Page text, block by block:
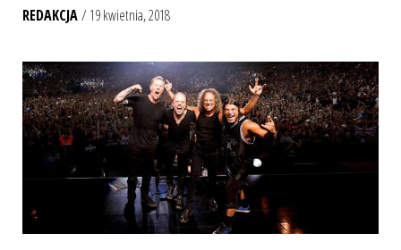
REDAKCJA/ 19 kwietnia, 2018